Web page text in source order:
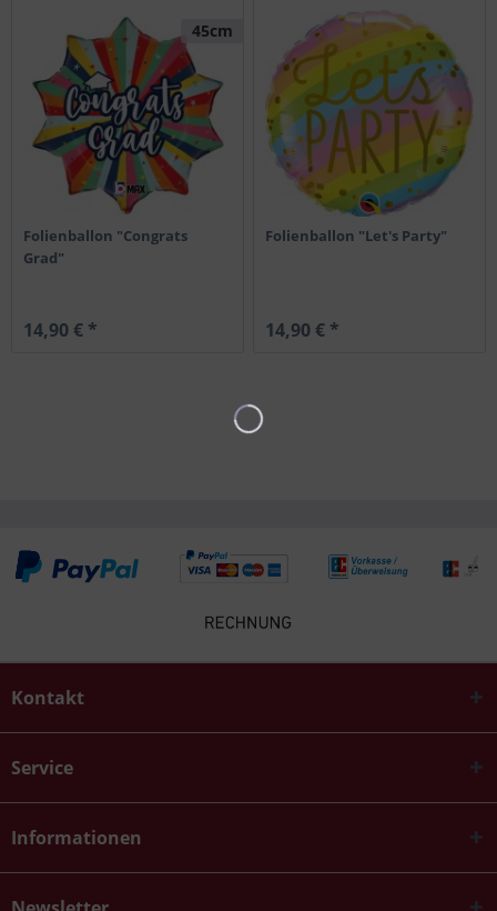
45cm
Folienballon "Congrats
Grad"
14,90 € *
Folienballon "Let's Party"
14,90 € *
Kontakt
Service
Informationen